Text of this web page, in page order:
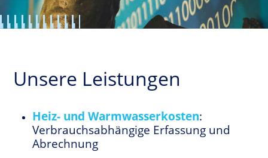
Unsere Leistungen
Heiz- und Warmwasserkosten:
Verbrauchsabhängige Erfassung und
Abrechnung